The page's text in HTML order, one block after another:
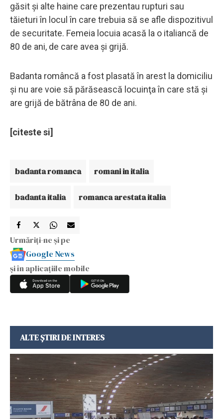
găsit și alte haine care prezentau rupturi sau
tăieturi în locul în care trebuia să se afle dispozitivul
de securitate. Femeia locuia acasă la o italiancă de
80 de ani, de care avea și grijă.
Badanta româncă a fost plasată în arest la domiciliu
și nu are voie să părăsească locuinţa în care stă şi
are grijă de bătrâna de 80 de ani.
[citeste si]
badanta romanca romani in italia
badanta italia romanca arestata italia
Urmăriți-ne și pe
Google News
și în aplicațiile mobile
ALTE ȘTIRI DE INTERES